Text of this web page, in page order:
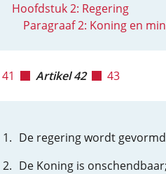
Hoofdstuk 2: Regering
Paragraaf 2: Koning en
41 Artikel 42 43
De regering wordt
De Koning is